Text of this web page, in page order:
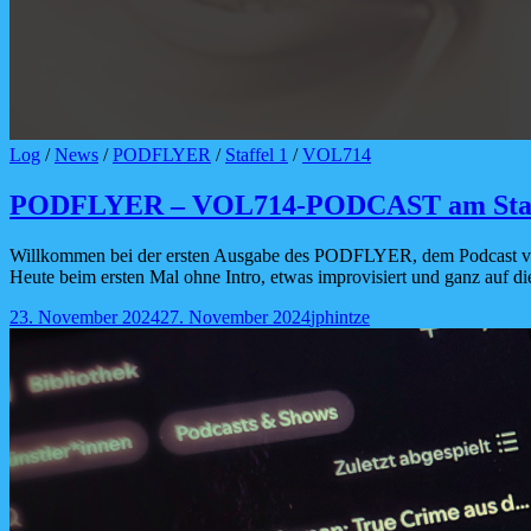
Cat
Log /News /PODFLYER / Staffel 1 /VOL714
PODFLYER – VOL714-PODCAST am
Willkommen bei der ersten Ausgabe des PODFLYER, dem Podcast
Heute beim ersten Mal ohne Intro, etwas improvisiert und ganz auf
Posted-
23. November 202427. November 2024By
Byline
jphintze